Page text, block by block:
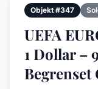
Objekt #347
UEFA
1 Dollar –
Begrenset